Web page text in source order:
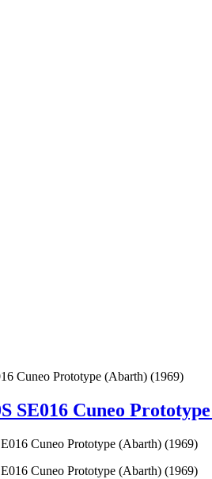
Cuneo Prototype (Abarth) (1969)
SE016 Cuneo